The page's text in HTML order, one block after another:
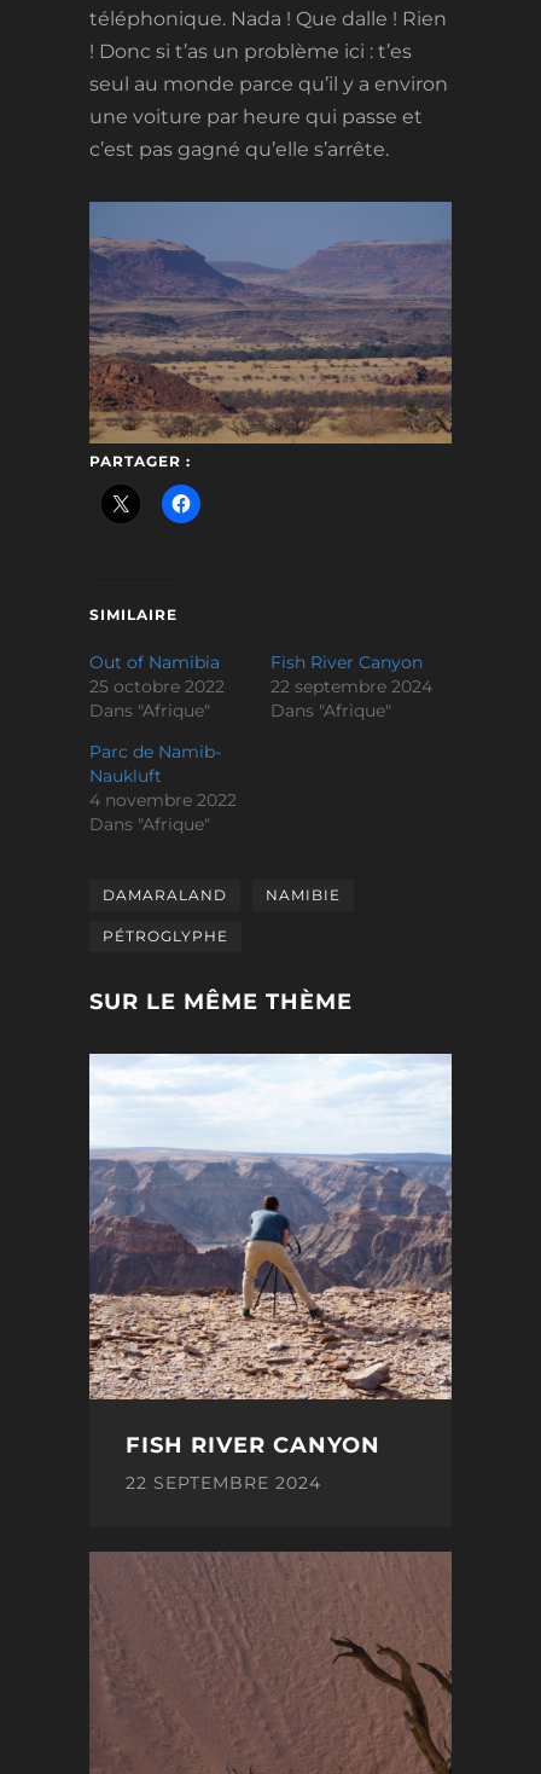
téléphonique. Nada ! Que dalle ! Rien
! Donc si t’as un problème ici : t’es
seul au monde parce qu’il y a environ
une voiture par heure qui passe et
c’est pas gagné qu’elle s’arrête.
PARTAGER :
SIMILAIRE
Out of Namibia
25 octobre 2022
Dans "Afrique"
Fish River Canyon
22 septembre 2024
Dans "Afrique"
Parc de Namib-
Naukluft
4 novembre 2022
Dans "Afrique"
DAMARALAND NAMIBIE
PÉTROGLYPHE
SUR LE MÊME THÈME
FISH RIVER CANYON
22 SEPTEMBRE 2024